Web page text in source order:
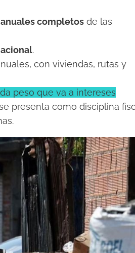
completos de las
.
con viviendas, rutas y
peso que va a intereses
presenta como disciplina